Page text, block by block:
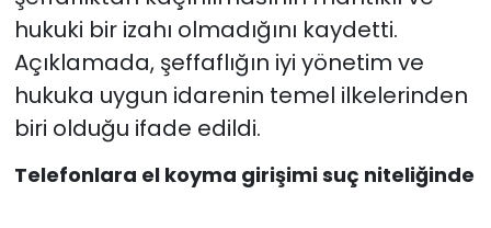
hukuki bir izahı olmadığını kaydetti.
Açıklamada, şeffaflığın iyi yönetim ve
hukuka uygun idarenin temel ilkelerinden
biri olduğu ifade edildi.
Telefonlara el koyma girişimi suç niteliğinde